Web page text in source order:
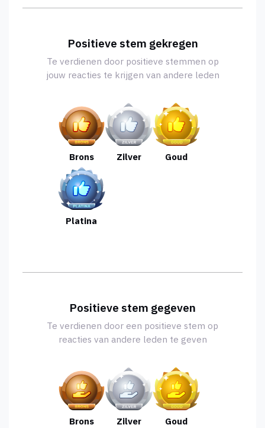
Positieve stem gekregen
Te verdienen door positieve stemmen op
jouw reacties te krijgen van andere leden
Brons Zilver Goud
Platina
Positieve stem gegeven
Te verdienen door een positieve stem op
reacties van andere leden te geven
Brons Zilver Goud